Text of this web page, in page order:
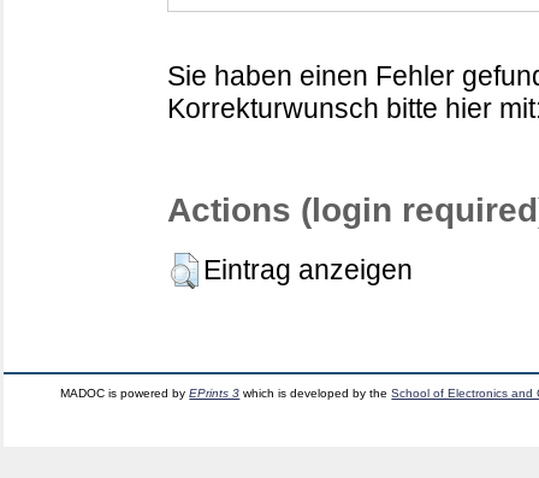
Sie haben einen Fehler
Korrekturwunsch bitte hier
Actions (login
Eintrag anzeigen
MADOC is powered byEPrints 3 which is developed by theSchool of Electronics and